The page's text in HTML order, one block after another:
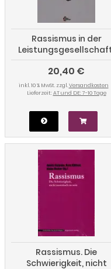
Rassismus in der
Analysen und
Perspektiven zu den
rassistischen
20,40 €
inkl. 10 % MwSt. zzgl.Versandkosten
Lieferzeit: AT und DE: 7-10 Tage
Rassismus. Die
Schwierigkeit, nicht